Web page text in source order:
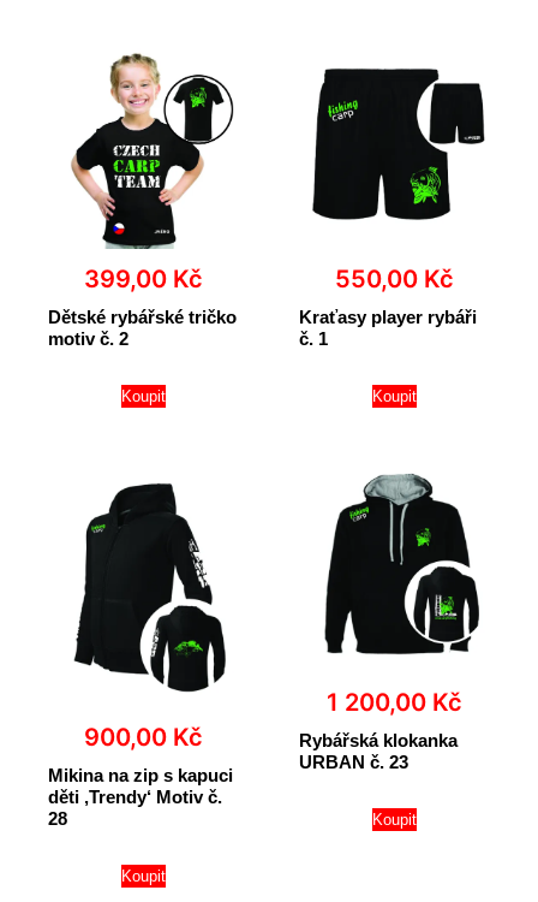
399,00 Kč
Dětské rybářské tričko
motiv č. 2
Koupit
550,00 Kč
Kraťasy player rybáři
č. 1
Koupit
900,00 Kč
Mikina na zip s kapuci
děti ‚Trendy‘ Motiv č.
28
Koupit
1 200,00 Kč
Rybářská klokanka
URBAN č. 23
Koupit